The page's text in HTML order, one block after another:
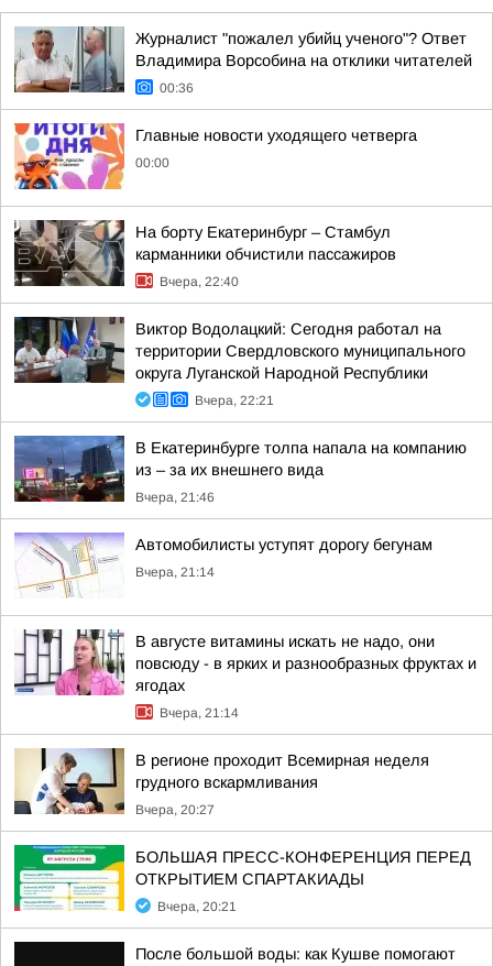
Журналист "пожалел убийц ученого"? Ответ
Владимира Ворсобина на отклики читателей
00:36
Главные новости уходящего четверга
00:00
На борту Екатеринбург – Стамбул
карманники обчистили пассажиров
Вчера, 22:40
Виктор Водолацкий: Сегодня работал на
территории Свердловского муниципального
округа Луганской Народной Республики
Вчера, 22:21
В Екатеринбурге толпа напала на компанию
из – за их внешнего вида
Вчера, 21:46
Автомобилисты уступят дорогу бегунам
Вчера, 21:14
В августе витамины искать не надо, они
повсюду - в ярких и разнообразных фруктах и
ягодах
Вчера, 21:14
В регионе проходит Всемирная неделя
грудного вскармливания
Вчера, 20:27
БОЛЬШАЯ ПРЕСС-КОНФЕРЕНЦИЯ ПЕРЕД
ОТКРЫТИЕМ СПАРТАКИАДЫ
Вчера, 20:21
После большой воды: как Кушве помогают